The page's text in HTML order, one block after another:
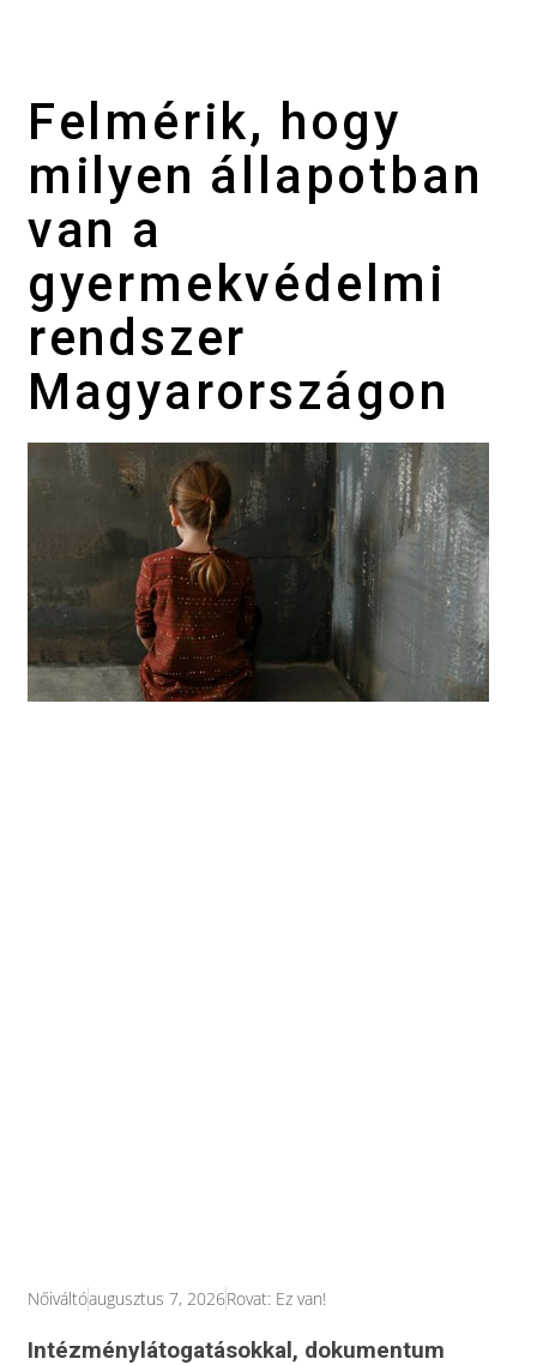
Felmérik, hogy
milyen állapotban
van a
gyermekvédelmi
rendszer
Magyarországon
Nőiváltóaugusztus 7, 2026Rovat: Ez van!
Intézménylátogatásokkal, dokumentum